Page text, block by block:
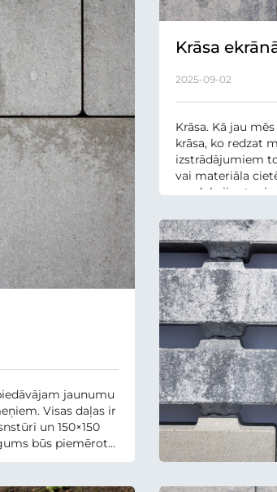
Krāsa
2025-09-02
Krāsa. Kā jau
krāsa, ko redzat
izstrādājumiem
vai materiāla
produkcijas tonis
jaunumu
Visas daļas ir
un 150×150
būs piemērots